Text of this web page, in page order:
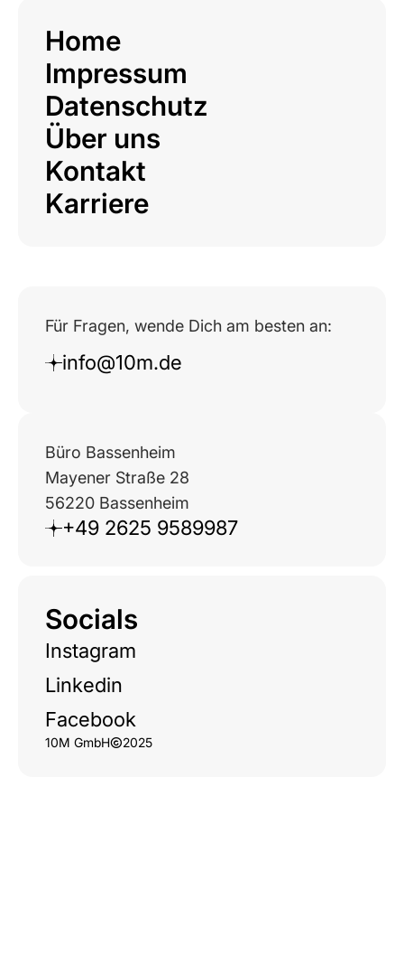
Home
Impressum
Datenschutz
Über uns
Kontakt
Karriere
Für Fragen, wende Dich am besten an:
info@10m.de
Büro Bassenheim
Mayener Straße 28
56220 Bassenheim
+49 2625 9589987
Socials
Instagram
Linkedin
Facebook
10M GmbH 2025